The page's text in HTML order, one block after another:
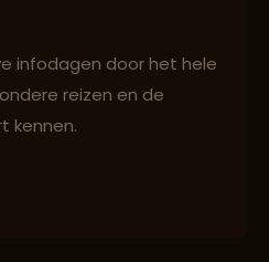
infodagen door het hele
reizen en de
kennen.